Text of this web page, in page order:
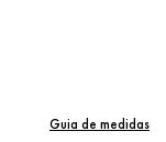
Guia de medidas